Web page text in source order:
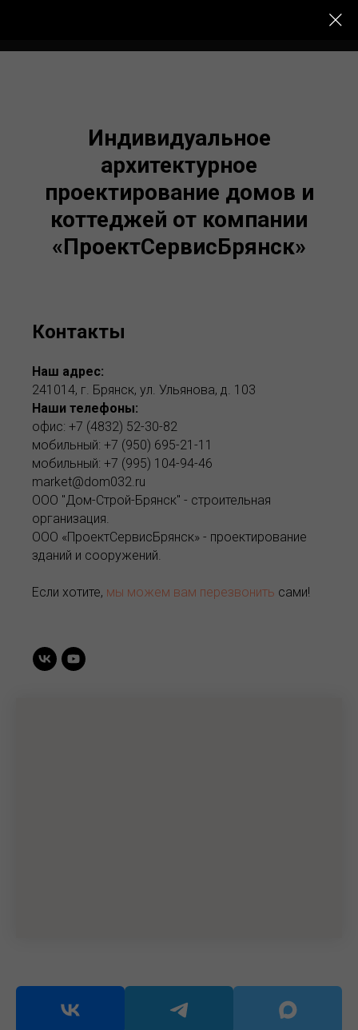
Индивидуальное
архитектурное
проектирование домов и
коттеджей от компании
«ПроектСервисБрянск»
Контакты
Наш адрес:
241014, г. Брянск, ул. Ульянова, д. 103
Наши телефоны:
офис: +7 (4832) 52-30-82
мобильный: +7 (950) 695-21-11
мобильный: +7 (995) 104-94-46
market@dom032.ru
ООО "Дом-Строй-Брянск" - строительная
организация.
ООО «ПроектСервисБрянск» - проектирование
зданий и сооружений.
Если хотите, мы можем вам перезвонить сами!